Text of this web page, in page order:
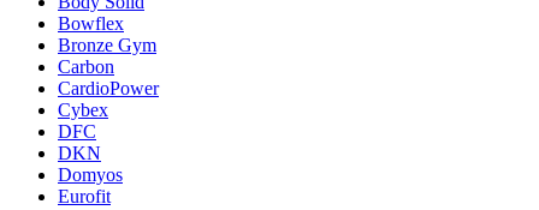
Bowflex
Bronze Gym
Carbon
CardioPower
Cybex
DFC
DKN
Domyos
Eurofit